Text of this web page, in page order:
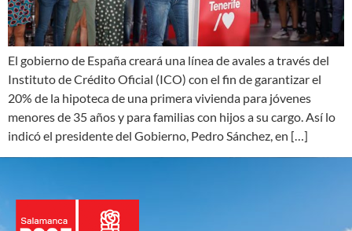
El gobierno de España creará una línea de avales a través del
Instituto de Crédito Oficial (ICO) con el fin de garantizar el
20% de la hipoteca de una primera vivienda para jóvenes
menores de 35 años y para familias con hijos a su cargo. Así lo
indicó el presidente del Gobierno, Pedro Sánchez, en […]